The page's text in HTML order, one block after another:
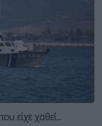
είχε χαθεί...